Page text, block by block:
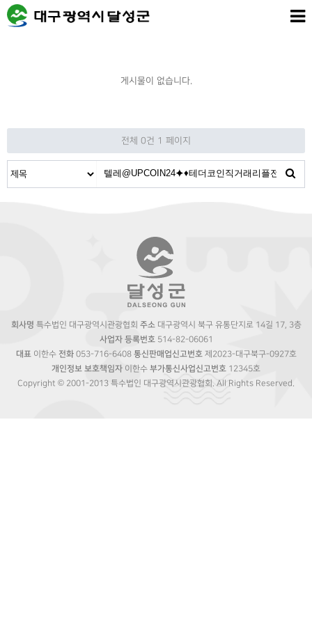
게시물이 없습니다.
전체 0건 1 페이지
회사명 특수법인 대구광역시관광협회 주소대구광역시 북구 유통단지로 14길 17, 3층
사업자 등록번호514-82-06061
대표이한수 전화053-716-6408 통신판매업신고번호제2023-대구북구-0927호
개인정보 보호책임자 이한수 부가통신사업신고번호 12345호
Copyright © 2001-2013 특수법인 대구광역시관광협회. All Rights Reserved.